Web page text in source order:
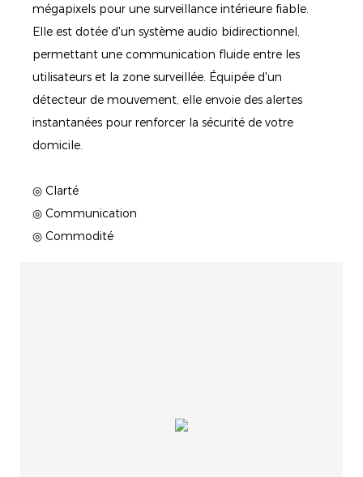
mégapixels pour une surveillance intérieure fiable.
Elle est dotée d'un système audio bidirectionnel,
permettant une communication fluide entre les
utilisateurs et la zone surveillée. Équipée d'un
détecteur de mouvement, elle envoie des alertes
instantanées pour renforcer la sécurité de votre
domicile.
◎ Clarté
◎ Communication
◎ Commodité